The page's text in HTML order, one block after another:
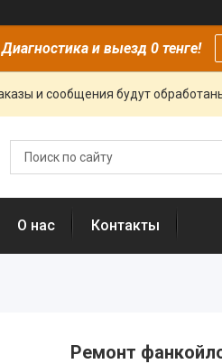
и выезд 0 тенге!
и сообщения будут
О нас Контакты
Ремонт